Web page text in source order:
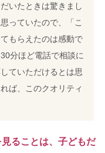
いたときは驚きまし
っていたので、「こ
もらえたのは感動で
分ほど電話で相談に
ていただけるとは思
ば、このクオリティ
ることは、子どもだ